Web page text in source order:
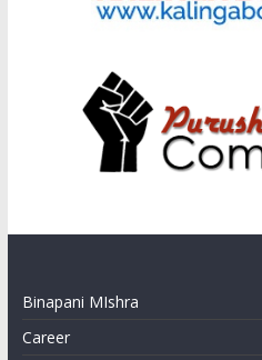
Binapani MIshra
Career